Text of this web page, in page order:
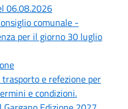
06.08.2026
comunale -
per il giorno 30 luglio
e refezione per
e condizioni.